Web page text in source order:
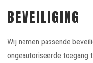
BEVEILIGING
Wij nemen passende
ongeautoriseerde toegang